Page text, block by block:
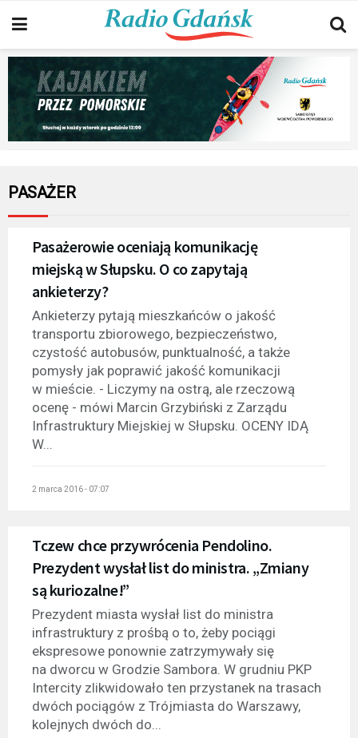
PASAŻER
Pasażerowie oceniają komunikację
miejską w Słupsku. O co zapytają
ankieterzy?
Ankieterzy pytają mieszkańców o jakość
transportu zbiorowego, bezpieczeństwo,
czystość autobusów, punktualność, a także
pomysły jak poprawić jakość komunikacji
w mieście. - Liczymy na ostrą, ale rzeczową
ocenę - mówi Marcin Grzybiński z Zarządu
Infrastruktury Miejskiej w Słupsku. OCENY IDĄ
W...
2 marca 2016 - 07:07
Tczew chce przywrócenia Pendolino.
Prezydent wysłał list do ministra. „Zmiany
są kuriozalne!”
Prezydent miasta wysłał list do ministra
infrastruktury z prośbą o to, żeby pociągi
ekspresowe ponownie zatrzymywały się
na dworcu w Grodzie Sambora. W grudniu PKP
Intercity zlikwidowało ten przystanek na trasach
dwóch pociągów z Trójmiasta do Warszawy,
kolejnych dwóch do...